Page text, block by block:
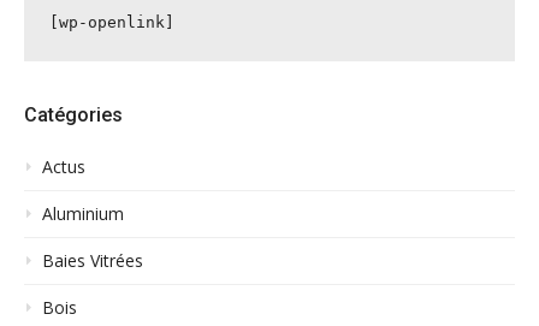
[wp-openlink]
Catégories
Actus
Aluminium
Baies Vitrées
Bois